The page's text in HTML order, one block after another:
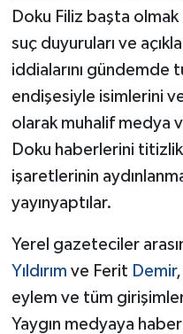
Doku Filiz başta
suç duyuruları ve
iddialarını
endişesiyle isimlerini
olarak muhalif medya
Doku haberlerini
işaretlerinin
yayınyaptılar.
Yerel gazeteciler
Yıldırım ve Ferit Demir,
eylem ve tüm
Yaygın medyaya haber